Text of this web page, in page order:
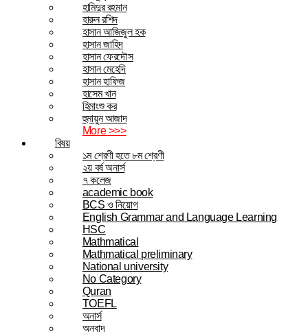
হামিদুর রহমান
হারুন রশিদ
হাসান আজিজুল হক
হাসান জাহিদ
হাসান ফেরদৌস
হাসান মেহেদি
হাসান হাফিজ
হাসেম খান
হিমাংশু কর
হুমায়ুন আজাদ
More >>>
বিষয়
১ম শ্রেণী হতে ৮ম শ্রেণী
২য় বর্ষ অনার্স
৭ কলেজ
academic book
BCS ও নিয়োগ
English Grammar and Language Learning
HSC
Mathmatical
Mathmatical preliminary
National university
No Category
Quran
TOEFL
অনার্স
অনুবাদ